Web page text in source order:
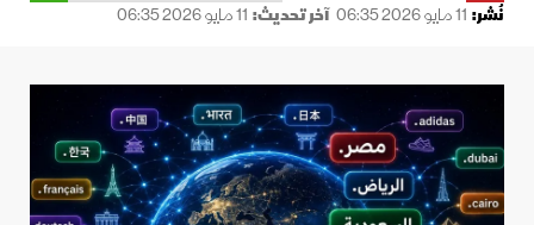
نُشر: 11 مايو 2026 06:35 آخر تحديث: 11 مايو 2026 06:35